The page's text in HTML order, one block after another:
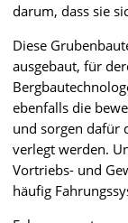
darum, dass sie
Diese
ausgebaut, für
ebenfalls die
und sorgen dafür
verlegt werden.
Vortriebs- und
häufig